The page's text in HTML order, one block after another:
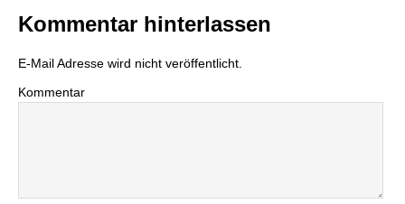
Kommentar hinterlassen
E-Mail Adresse wird nicht veröffentlicht.
Kommentar